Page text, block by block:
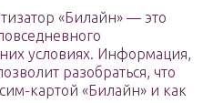
«Билайн» — это
условиях. Информация,
разобраться, что
картой «Билайн» и как